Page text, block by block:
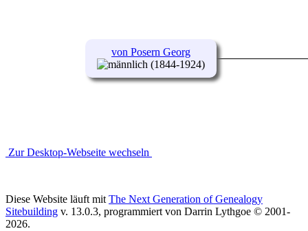
von Posern Georg
(1844-1924)
Zur Desktop-Webseite wechseln
Diese Website läuft mit The Next Generation of Genealogy
Sitebuilding v. 13.0.3, programmiert von Darrin Lythgoe © 2001-
2026.